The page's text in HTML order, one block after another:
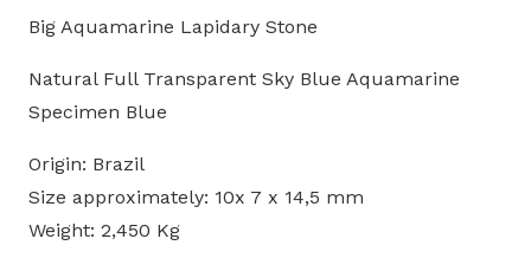
Big Aquamarine Lapidary Stone
Natural Full Transparent Sky Blue Aquamarine
Specimen Blue
Origin: Brazil
Size approximately: 10x 7 x 14,5 mm
Weight: 2,450 Kg